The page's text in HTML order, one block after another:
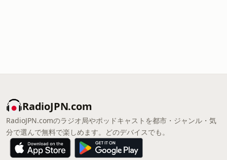
RadioJPN.com
RadioJPN.comのラジオ局やポッドキャストを都市・ジャンル・気
分で選んで無料で楽しめます。どのデバイスでも。